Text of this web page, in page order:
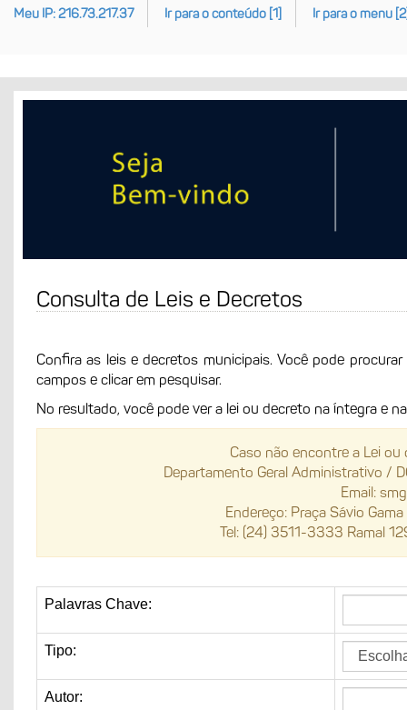
Meu IP: 216.73.217.37 Ir para o conteúdo [1] Ir para o menu
Consulta de Leis e Decretos
Confira as leis e decretos municipais. Você pode
campos e clicar em pesquisar.
No resultado, você pode ver a lei ou decreto na íntegra e
Caso não encontre a Lei
Departamento Geral Administrativo /
Email:
Endereço: Praça Sávio
Tel: (24) 3511-3333 Ramal
Palavras Chave:
Tipo:
Autor: